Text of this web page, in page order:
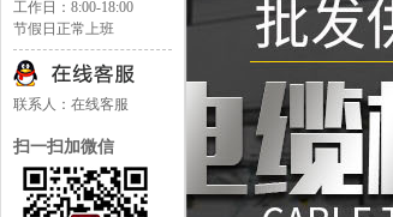
工作日：8:00-18:00
节假日正常上班
联系人：在线客服
扫一扫加微信